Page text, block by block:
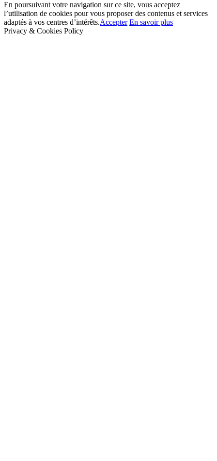
En poursuivant votre navigation sur ce site, vous acceptez
l’utilisation de cookies pour vous proposer des contenus et services
adaptés à vos centres d’intérêts.Accepter En savoir plus
Privacy & Cookies Policy